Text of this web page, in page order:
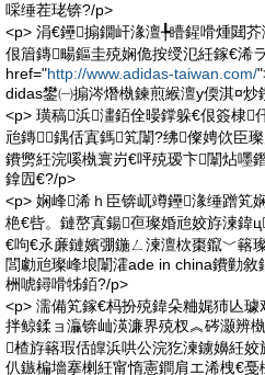
啋缍茬珯锛?/p>
<p> 涓€鑸搧鐗屽湪澶╄矒鍟嗗煄閮
佷篃鏄畼鏂圭殑娴佹按绶氾紝鎵€浠
href="http://www.adidas-taiwan.com/
didas鐢㈠搧涔熸槸鍊煎緱澶у偄淇¤炒
<p> 璜稿浜澅銆佺暥鐣躲€佷簽棣
兘鏄鍝佸寘鎷笂闈?绋儏娉佽臣
鐨勶紝浣嗘槸寰岃€呯殑瑷卞闈炶嚜
鎿囥€?/p>
<p> 娴峰浠ｈ臣锛屼竴鑸湪缍蹭笂
栬€呰。鏈嶅寘鍚亱璨婚兘姣斿湅鍏
€呴€氶亷鏈嬪弸鍦ㄥ湅澶栨棗鑹﹀簵
閭勮兘璨峰埌闈瀖ade in china鐨勭
栦唬鐞嗗牬銆?/p>
<p> 濡備笂鎵€杩扮殑鍏朵粬娓犻亾
拌鲸鍒ョ灜锛屾渶濂界殑杈︽硶灏辨
楂斿簵瑕佸皥浜哄公浣犵湅鐪嬶紝
仈鏃楄墻搴楋紝甯惰憲鐧肩エ浠栧€